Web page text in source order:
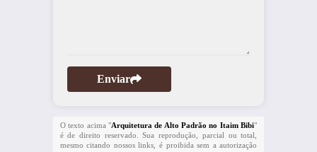
Enviar
O texto acima "Arquitetura de Alto Padrão no Itaim Bibi"
é de direito reservado. Sua reprodução, parcial ou total,
mesmo citando nossos links, é proibida sem a autorização